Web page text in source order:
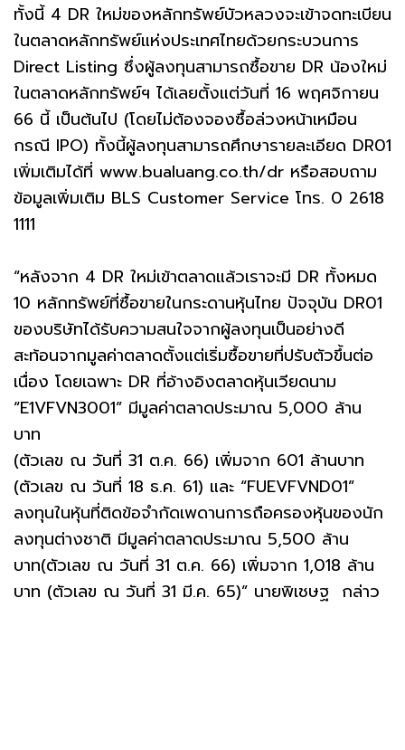
ทั้งนี้ 4 DR ใหม่ของหลักทรัพย์บัวหลวงจะเข้าจดทะเบียน
ในตลาดหลักทรัพย์แห่งประเทศไทยด้วยกระบวนการ
Direct Listing ซึ่งผู้ลงทุนสามารถซื้อขาย DR น้องใหม่
ในตลาดหลักทรัพย์ฯ ได้เลยตั้งแต่วันที่ 16 พฤศจิกายน
66 นี้ เป็นต้นไป (โดยไม่ต้องจองซื้อล่วงหน้าเหมือน
กรณี IPO) ทั้งนี้ผู้ลงทุนสามารถศึกษารายละเอียด DR01
เพิ่มเติมได้ที่ www.bualuang.co.th/dr หรือสอบถาม
ข้อมูลเพิ่มเติม BLS Customer Service โทร. 0 2618
1111
“หลังจาก 4 DR ใหม่เข้าตลาดแล้วเราจะมี DR ทั้งหมด
10 หลักทรัพย์ที่ซื้อขายในกระดานหุ้นไทย ปัจจุบัน DR01
ของบริษัทได้รับความสนใจจากผู้ลงทุนเป็นอย่างดี
สะท้อนจากมูลค่าตลาดตั้งแต่เริ่มซื้อขายที่ปรับตัวขึ้นต่อ
เนื่อง โดยเฉพาะ DR ที่อ้างอิงตลาดหุ้นเวียดนาม
“E1VFVN3001” มีมูลค่าตลาดประมาณ 5,000 ล้าน
บาท
(ตัวเลข ณ วันที่ 31 ต.ค. 66) เพิ่มจาก 601 ล้านบาท
(ตัวเลข ณ วันที่ 18 ธ.ค. 61) และ “FUEVFVND01”
ลงทุนในหุ้นที่ติดข้อจำกัดเพดานการถือครองหุ้นของนัก
ลงทุนต่างชาติ มีมูลค่าตลาดประมาณ 5,500 ล้าน
บาท(ตัวเลข ณ วันที่ 31 ต.ค. 66) เพิ่มจาก 1,018 ล้าน
บาท (ตัวเลข ณ วันที่ 31 มี.ค. 65)” นายพิเชษฐ กล่าว